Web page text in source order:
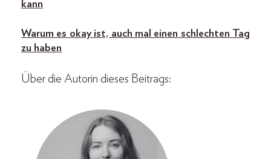
kann
Warum es okay ist, auch mal einen schlechten Tag
zu haben
Über die Autorin dieses Beitrags: